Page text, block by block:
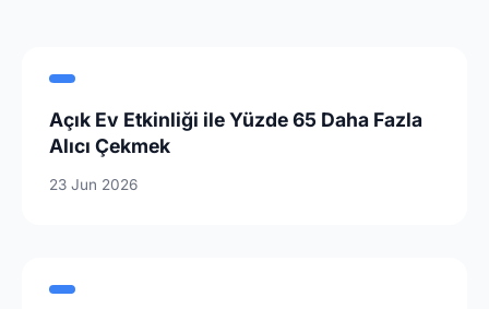
Açık Ev Etkinliği ile Yüzde 65 Daha Fazla
Alıcı Çekmek
23 Jun 2026